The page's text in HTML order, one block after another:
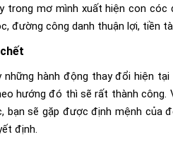
trong mơ mình xuất hiện con cóc
đường công danh thuận lợi, tiền
những hành động thay đổi hiện
hướng đó thì sẽ rất thành công.
bạn sẽ gặp được định mệnh của
định.